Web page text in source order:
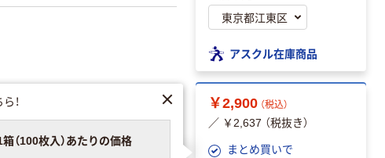
アスクル在庫商品
￥2,900 （税込）
／ ￥2,637 （税抜き）
まとめ買いで
！
箱（100枚入）あたりの価格